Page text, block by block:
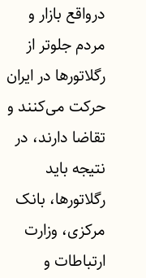
درواقع بازار و
مردم جلوتر از
رگلاتورها در ایران
حرکت می‌کنند و
تقاضا دارند، در
نتیجه باید
رگلاتورها، بانک
مرکزی، وزارت
ارتباطات و